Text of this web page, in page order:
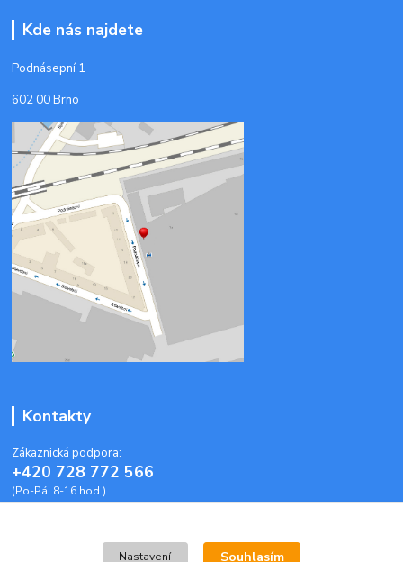
Kde nás najdete
Podnásepní 1
602 00 Brno
Kontakty
Zákaznická podpora:
+420 728 772 566
(Po-Pá, 8-16 hod.)
Nastavení Souhlasím